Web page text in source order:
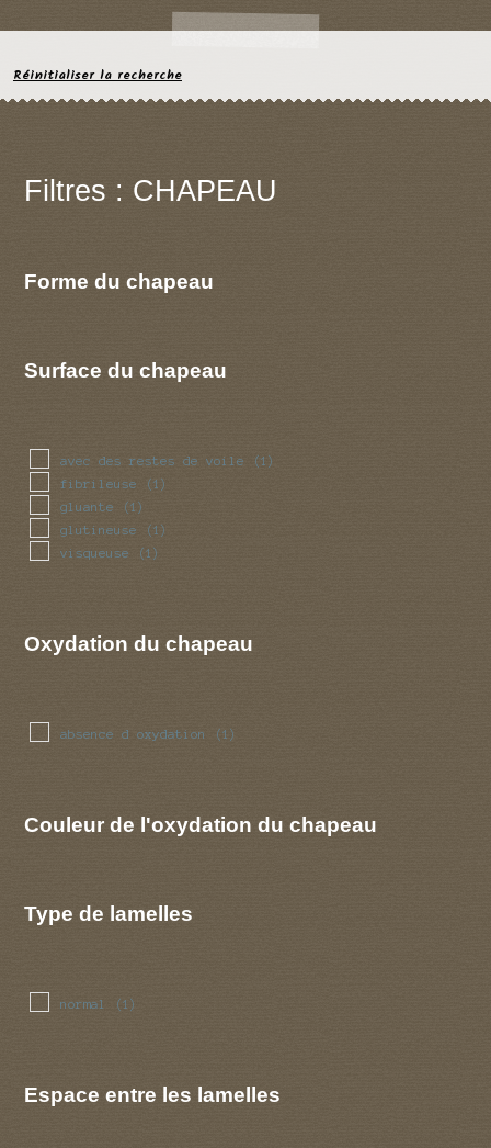
Réinitialiser la recherche
Filtres : CHAPEAU
Forme du chapeau
Surface du chapeau
avec des restes de voile (1)
fibrileuse (1)
gluante (1)
glutineuse (1)
visqueuse (1)
Oxydation du chapeau
absence d oxydation (1)
Couleur de l'oxydation du chapeau
Type de lamelles
normal (1)
Espace entre les lamelles